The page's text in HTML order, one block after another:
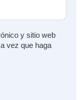
y sitio web
vez que haga